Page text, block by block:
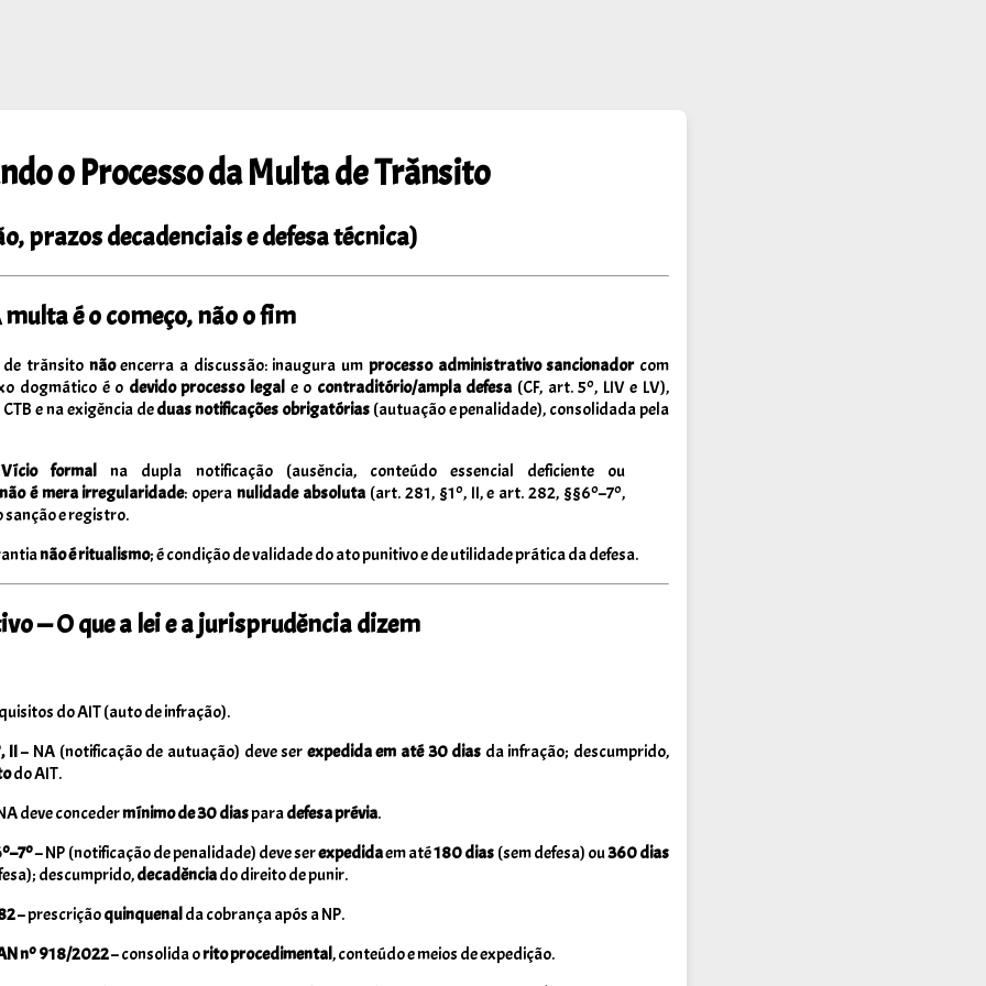
o Processo da Multa de Trânsito
prazos decadenciais e defesa técnica)
é o começo, não o fim
de trânsito nãoencerra a discussão: inaugura um processo administrativo sancionadorcom
dogmático é o devido processo legal e o contraditório/ampla defesa(CF, art. 5º, LIV e LV),
e na exigência deduas notificações obrigatórias(autuação e penalidade), consolidada pela
Vício formal na dupla notificação (ausência, conteúdo essencial deficiente ou
é mera irregularidade: operanulidade absoluta(art. 281, §1º, II, e art. 282, §§6º–7º,
sanção e registro.
não é ritualismo; é condição de validade do ato punitivo e de utilidade prática da defesa.
— O que a lei e a jurisprudência dizem
do AIT (auto de infração).
II– NA (notificação de autuação) deve ser expedida em até 30 dias da infração; descumprido,
do AIT.
deve concedermínimo de 30 diasparadefesa prévia.
– NP (notificação de penalidade) deve serexpedidaem até180 dias (sem defesa) ou360 dias
descumprido,decadênciado direito de punir.
– prescriçãoquinquenalda cobrança após a NP.
nº 918/2022– consolida orito procedimental, conteúdo e meios de expedição.